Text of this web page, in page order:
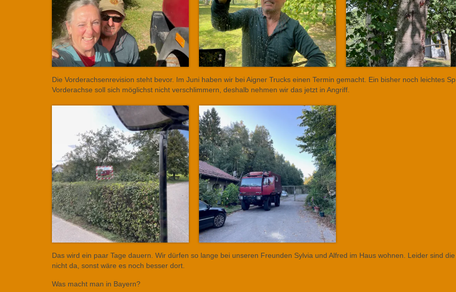
Die Vorderachsenrevision steht bevor. Im Juni haben wir bei Aigner Trucks einen Termin gemacht. Ein bisher noch leichtes
Vorderachse soll sich möglichst nicht verschlimmern, deshalb nehmen wir das jetzt in Angriff.
Das wird ein paar Tage dauern. Wir dürfen so lange bei unseren Freunden Sylvia und Alfred im Haus wohnen. Leider sind
nicht da, sonst wäre es noch besser dort.
Was macht man in Bayern?